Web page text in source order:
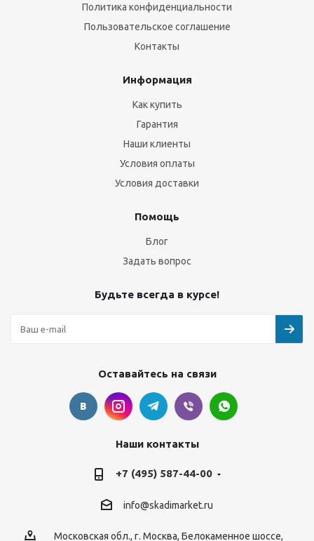
Политика конфиденциальности
Пользовательское соглашение
Контакты
Информация
Как купить
Гарантия
Наши клиенты
Условия оплаты
Условия доставки
Помощь
Блог
Задать вопрос
Будьте всегда в курсе!
Оставайтесь на связи
Наши контакты
+7 (495) 587-44-00
info@skadimarket.ru
Московская обл., г. Москва, Белокаменное шоссе,